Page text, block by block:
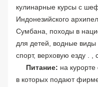
кулинарные курсы с
Индонезийского
Сумбана, походы в
для детей, водные виды
спорт, верховую езду . ,
Питание: на
в которых подают